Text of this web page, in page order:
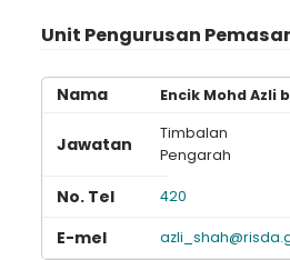
Unit Pengurusan
Encik Mohd Azli
Timbalan
Pengarah
420